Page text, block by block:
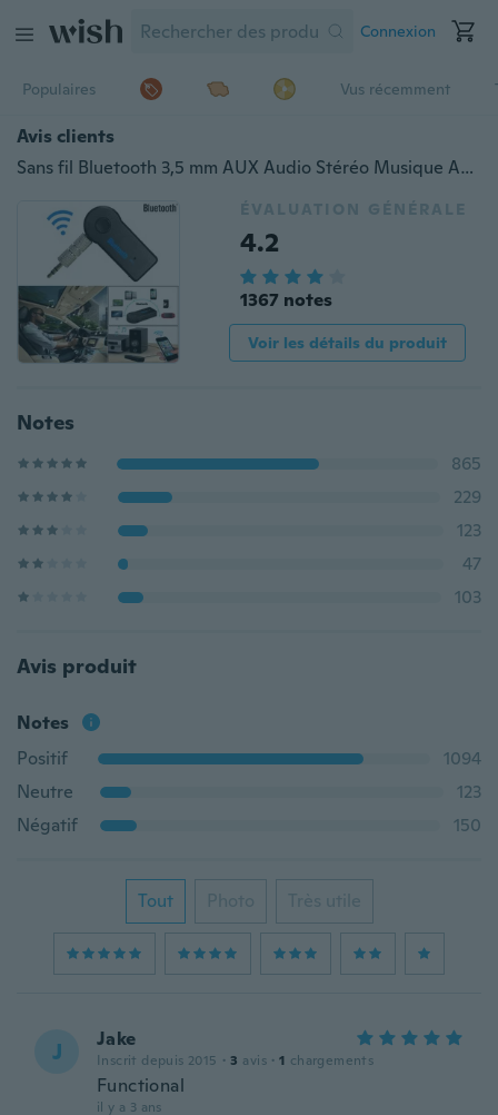
Connexion
Populaires Vus récemment
Avis clients
Sans fil Bluetooth 3,5 mm AUX Audio Stéréo Musique Accueil Récepteur De Voiture Adaptateur Mic Magic
ÉVALUATION GÉNÉRALE
4.2
1367 notes
Voir les détails du produit
Notes
865
229
123
47
103
Avis produit
Notes
Positif
1094
Neutre
123
Négatif
150
Tout Photo Très utile
J Jake
Inscrit depuis 2015 · 3 avis · 1 chargements
Functional
il y a 3 ans